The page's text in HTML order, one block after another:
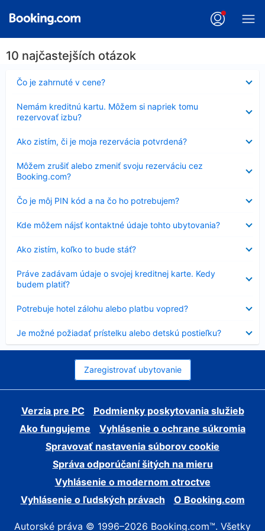
10 najčastejších otázok
Čo je zahrnuté v cene?
Nezobrazuje
sa
Nemám kreditnú kartu. Môžem si napriek tomu
rezervovať izbu?
sa
Ako zistím, či je moja rezervácia potvrdená?
sa
Môžem zrušiť alebo zmeniť svoju rezerváciu cez
Booking.com?
sa
Čo je môj PIN kód a na čo ho potrebujem?
Nezobrazuje
sa
Kde môžem nájsť kontaktné údaje tohto ubytovania?
sa
Ako zistím, koľko to bude stáť?
sa
Práve zadávam údaje o svojej kreditnej karte. Kedy
budem platiť?
sa
Potrebuje hotel zálohu alebo platbu vopred?
sa
Je možné požiadať prístelku alebo detskú postieľku?
sa
Zaregistrovať ubytovanie
Verzia pre PC
Podmienky poskytovania služieb
Ako fungujeme
Vyhlásenie o ochrane súkromia
Spravovať nastavenia súborov cookie
Správa odporúčaní šitých na mieru
Vyhlásenie o modernom otroctve
Vyhlásenie o ľudských právach
O Booking.com
Autorské práva © 1996–2026 Booking.com™. Všetky